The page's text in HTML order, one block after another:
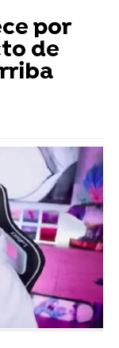
por
de